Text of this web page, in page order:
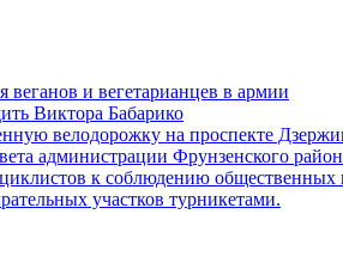
веганов и вегетарианцев в армии
Виктора Бабарико
велодорожку на проспекте
администрации Фрунзенского
к соблюдению общественных
участков турникетами.